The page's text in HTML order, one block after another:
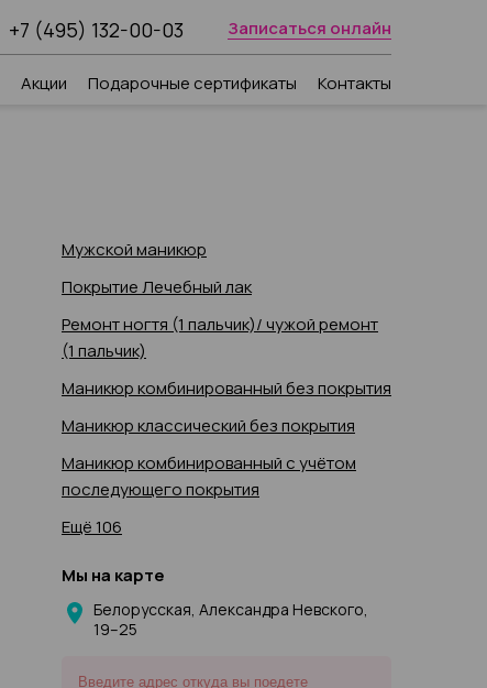
+7 (495) 132-00-03 Записаться онлайн
Акции Подарочные сертификаты Контакты
Мужской маникюр
Покрытие Лечебный лак
Ремонт ногтя (1 пальчик)/ чужой ремонт
(1 пальчик)
Маникюр комбинированный без покрытия
Маникюр классический без покрытия
Маникюр комбинированный с учётом
последующего покрытия
Ещё 106
Мы на карте
Белорусская, Александра Невского,
19–25